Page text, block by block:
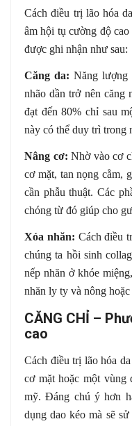
Cách điều trị lão hóa
âm hội tụ cường độ
được ghi nhận như sau:
Căng da: Năng lượng
nhão dần trở nên căng
đạt đến 80% chỉ sau
này có thể duy trì trong
Nâng cơ: Nhờ vào cơ
cơ mặt, tan nọng cằm,
cần phẫu thuật. Các
chóng từ đó giúp cho
Xóa nhăn: Cách điều
chúng ta hồi sinh
nếp nhăn ở khóe
nhăn ly ty và nông
CĂNG CHỈ –
cao
Cách điều trị lão hóa
cơ mặt hoặc một vùng
mỹ. Đáng chú ý hơn
dụng dao kéo mà sẽ